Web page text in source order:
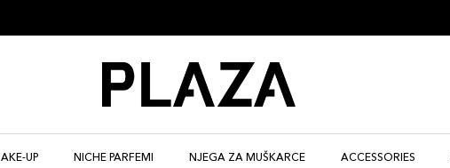
UP NICHE PARFEMI NJEGA ZA MUŠKARCE ACCESSORIES